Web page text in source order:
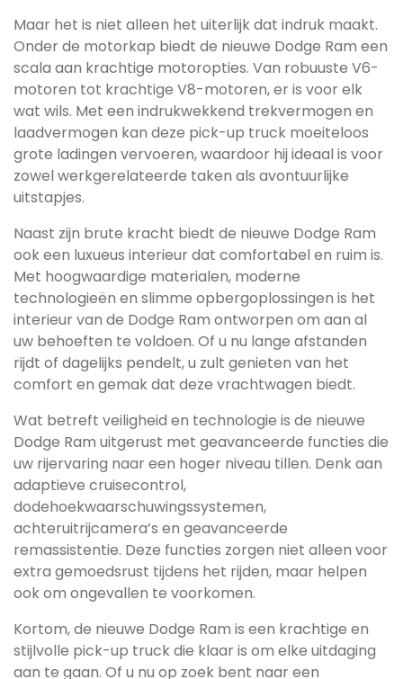
Maar het is niet alleen het uiterlijk dat indruk maakt.
Onder de motorkap biedt de nieuwe Dodge Ram een
scala aan krachtige motoropties. Van robuuste V6-
motoren tot krachtige V8-motoren, er is voor elk
wat wils. Met een indrukwekkend trekvermogen en
laadvermogen kan deze pick-up truck moeiteloos
grote ladingen vervoeren, waardoor hij ideaal is voor
zowel werkgerelateerde taken als avontuurlijke
uitstapjes.
Naast zijn brute kracht biedt de nieuwe Dodge Ram
ook een luxueus interieur dat comfortabel en ruim is.
Met hoogwaardige materialen, moderne
technologieën en slimme opbergoplossingen is het
interieur van de Dodge Ram ontworpen om aan al
uw behoeften te voldoen. Of u nu lange afstanden
rijdt of dagelijks pendelt, u zult genieten van het
comfort en gemak dat deze vrachtwagen biedt.
Wat betreft veiligheid en technologie is de nieuwe
Dodge Ram uitgerust met geavanceerde functies die
uw rijervaring naar een hoger niveau tillen. Denk aan
adaptieve cruisecontrol,
dodehoekwaarschuwingssystemen,
achteruitrijcamera’s en geavanceerde
remassistentie. Deze functies zorgen niet alleen voor
extra gemoedsrust tijdens het rijden, maar helpen
ook om ongevallen te voorkomen.
Kortom, de nieuwe Dodge Ram is een krachtige en
stijlvolle pick-up truck die klaar is om elke uitdaging
aan te gaan. Of u nu op zoek bent naar een